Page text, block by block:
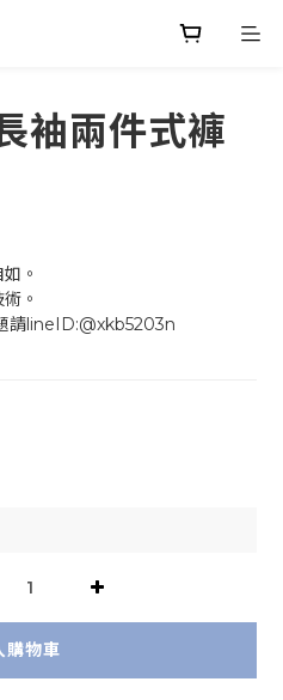
袖兩件式褲
。
。
請lineID:@xkb5203n
購物車